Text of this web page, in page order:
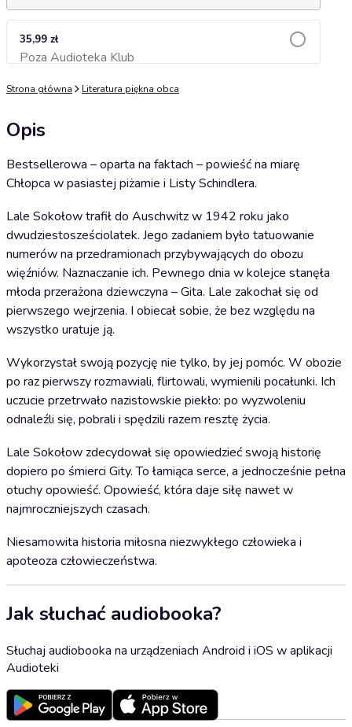
35,99 zł
Poza Audioteka KlubDodaj do koszyka
Strona główna Literatura piękna obca
Opis
Bestsellerowa – oparta na faktach – powieść na miarę
Chłopca w pasiastej piżamie i Listy Schindlera.
Lale Sokołow trafił do Auschwitz w 1942 roku jako
dwudziestosześciolatek. Jego zadaniem było tatuowanie
numerów na przedramionach przybywających do obozu
więźniów. Naznaczanie ich. Pewnego dnia w kolejce stanęła
młoda przerażona dziewczyna – Gita. Lale zakochał się od
pierwszego wejrzenia. I obiecał sobie, że bez względu na
wszystko uratuje ją.
Wykorzystał swoją pozycję nie tylko, by jej pomóc. W obozie
po raz pierwszy rozmawiali, flirtowali, wymienili pocałunki. Ich
uczucie przetrwało nazistowskie piekło: po wyzwoleniu
odnaleźli się, pobrali i spędzili razem resztę życia.
Lale Sokołow zdecydował się opowiedzieć swoją historię
dopiero po śmierci Gity. To łamiąca serce, a jednocześnie pełna
otuchy opowieść. Opowieść, która daje siłę nawet w
najmroczniejszych czasach.
Niesamowita historia miłosna niezwykłego człowieka i
apoteoza człowieczeństwa.
Jak słuchać audiobooka?
Słuchaj audiobooka na urządzeniach Android i iOS w aplikacji
Audioteki